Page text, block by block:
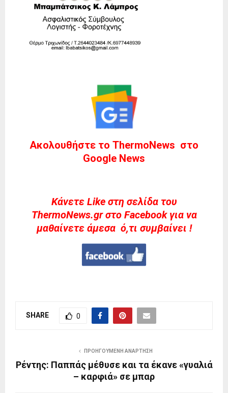
Ακολουθήστε το ThermoNews στο
Google News
Kάνετε Like στη σελίδα του
ThermoNews.gr στο Facebook για να
μαθαίνετε άμεσα ό,τι συμβαίνει !
SHARE 0
ΠΡΟΗΓΟΎΜΕΝΗ ΑΝΆΡΤΗΣΗ
Ρέντης: Παππάς μέθυσε και τα έκανε «γυαλιά
– καρφιά» σε μπαρ